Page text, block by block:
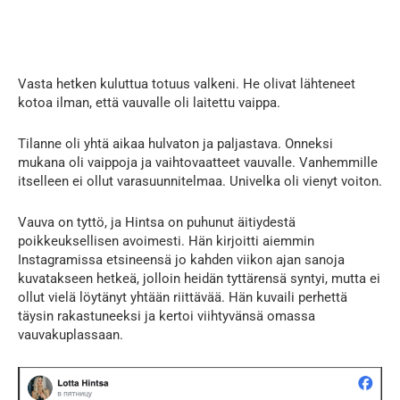
Vasta hetken kuluttua totuus valkeni. He olivat lähteneet
kotoa ilman, että vauvalle oli laitettu vaippa.
Tilanne oli yhtä aikaa hulvaton ja paljastava. Onneksi
mukana oli vaippoja ja vaihtovaatteet vauvalle. Vanhemmille
itselleen ei ollut varasuunnitelmaa. Univelka oli vienyt voiton.
Vauva on tyttö, ja Hintsa on puhunut äitiydestä
poikkeuksellisen avoimesti. Hän kirjoitti aiemmin
Instagramissa etsineensä jo kahden viikon ajan sanoja
kuvatakseen hetkeä, jolloin heidän tyttärensä syntyi, mutta ei
ollut vielä löytänyt yhtään riittävää. Hän kuvaili perhettä
täysin rakastuneeksi ja kertoi viihtyvänsä omassa
vauvakuplassaan.